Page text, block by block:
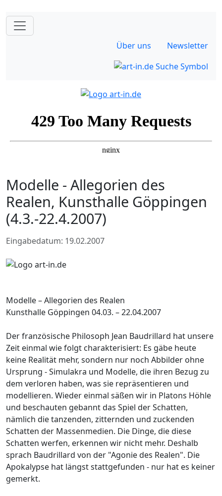
Über uns Newsletter
Modelle - Allegorien des
Realen, Kunsthalle Göppingen
(4.3.-22.4.2007)
Eingabedatum: 19.02.2007
Modelle – Allegorien des Realen
Kunsthalle Göppingen 04.03. – 22.04.2007
Der französische Philosoph Jean Baudrillard hat unsere
Zeit einmal wie folgt charakterisiert: Es gäbe heute
keine Realität mehr, sondern nur noch Abbilder ohne
Ursprung - Simulakra und Modelle, die ihren Bezug zu
dem verloren haben, was sie repräsentieren und
modellieren. Wieder einmal säßen wir in Platons Höhle
und beschauten gebannt das Spiel der Schatten,
nämlich die tanzenden, zitternden und zuckenden
Schatten der Massenmedien. Die Dinge, die diese
Schatten werfen, erkennen wir nicht mehr. Deshalb
sprach Baudrillard von der "Agonie des Realen". Die
Apokalypse hat längst stattgefunden - nur hat es keiner
gemerkt.